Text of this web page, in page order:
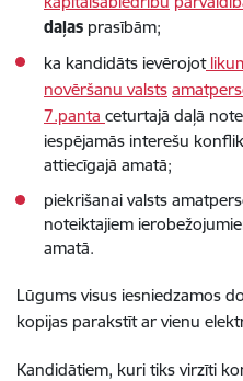
daļas prasībām;
ka kandidāts ievērojot
novēršanu valsts
7.panta ceturtajā daļā
iespējamās interešu
attiecīgajā amatā;
piekrišanai valsts
noteiktajiem
amatā.
Lūgums visus iesniedzamos
kopijas parakstīt ar vienu
Kandidātiem, kuri tiks virzīti